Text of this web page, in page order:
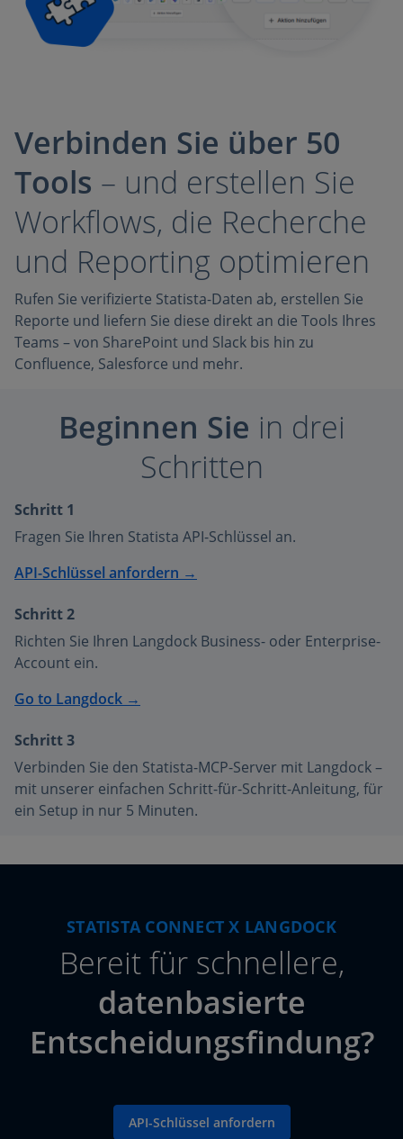
Verbinden Sie über 50
Tools – und erstellen Sie
Workflows, die Recherche
und Reporting optimieren
Rufen Sie verifizierte Statista-Daten ab, erstellen Sie
Reporte und liefern Sie diese direkt an die Tools Ihres
Teams – von SharePoint und Slack bis hin zu
Confluence, Salesforce und mehr.
Beginnen Sie in drei
Schritten
Schritt 1
Fragen Sie Ihren Statista API-Schlüssel an.
API-Schlüssel anfordern →
Schritt 2
Richten Sie Ihren Langdock Business- oder Enterprise-
Account ein.
Go to Langdock →
Schritt 3
Verbinden Sie den Statista-MCP-Server mit Langdock –
mit unserer einfachen Schritt-für-Schritt-Anleitung, für
ein Setup in nur 5 Minuten.
STATISTA CONNECT X LANGDOCK
Bereit für schnellere,
datenbasierte
Entscheidungsfindung?
API-Schlüssel anfordern